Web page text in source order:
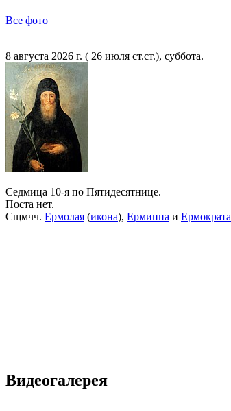
Все фото
8 августа 2026 г. ( 26 июля ст.ст.), суббота.
Седмица 10-я по Пятидесятнице.
Поста нет.
Сщмчч. Ермолая (икона), Ермиппа и Ермократа
Видеогалерея